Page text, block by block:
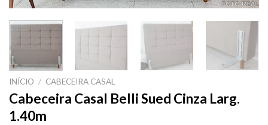
INÍCIO / CABECEIRA CASAL
Cabeceira Casal Belli Sued Cinza Larg.
1.40m